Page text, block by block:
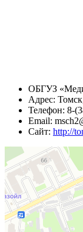
ОБГУЗ
Адрес:
Телефон: 8-
Email:
Сайт: http://